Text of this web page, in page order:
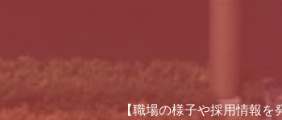
【職場の様子や採用情報を